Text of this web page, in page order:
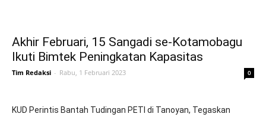
Akhir Februari, 15 Sangadi se-Kotamobagu
Ikuti Bimtek Peningkatan Kapasitas
Tim Redaksi - Rabu, 1 Februari 2023 0
KUD Perintis Bantah Tudingan PETI di Tanoyan, Tegaskan